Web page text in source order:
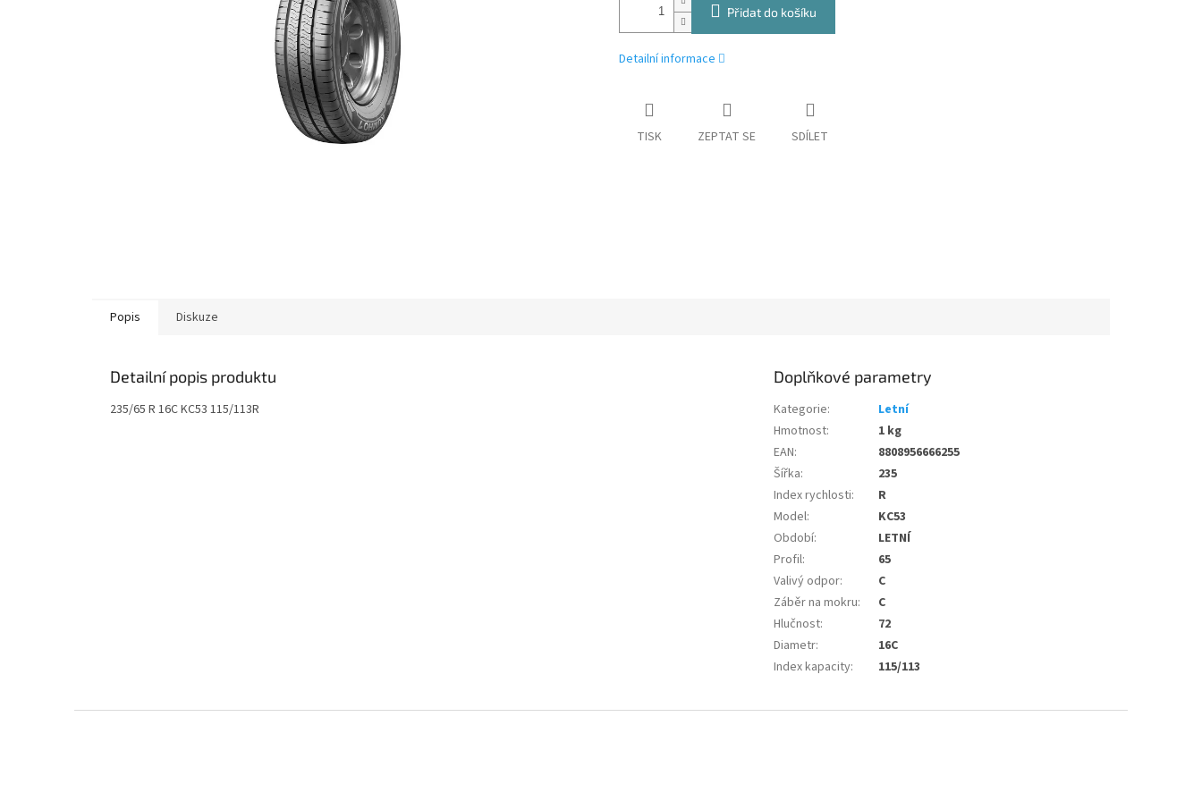
Přidat do košíku
Detailní informace
TISK ZEPTAT SE SDÍLET
Popis Diskuze
Detailní popis produktu
235/65 R 16C KC53 115/113R
Doplňkové parametry
Kategorie:
Letní
Hmotnost:
1 kg
EAN:
8808956666255
Šířka:
235
Index rychlosti:
R
Model:
KC53
Období:
LETNÍ
Profil:
65
Valivý odpor:
C
Záběr na mokru:
C
Hlučnost:
72
Diametr:
16C
Index kapacity: 115/113